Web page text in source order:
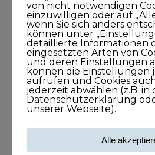
Frank O. Reiss bringt
zusammen
29. September 2021
43Minuten
Larissa Wasserthal
bei Dir selbst
von nicht notwendigen
einzuwilligen oder auf
wenn Sie sich anders
können unter
detaillierte Informationen
eingesetzten Arten von
und deren Einstellungen
können die Einstellungen
aufrufen und Cookies
jederzeit abwählen (z.B. in
Datenschutzerklärung
unserer Webseite).
Alle